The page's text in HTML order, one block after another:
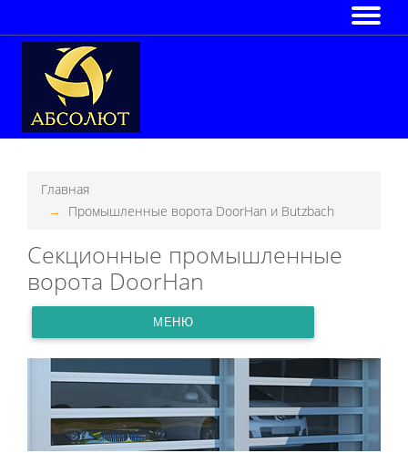
Главная
Промышленные ворота DoorHan и Butzbach
Секционные промышленные
ворота DoorHan
МЕНЮ